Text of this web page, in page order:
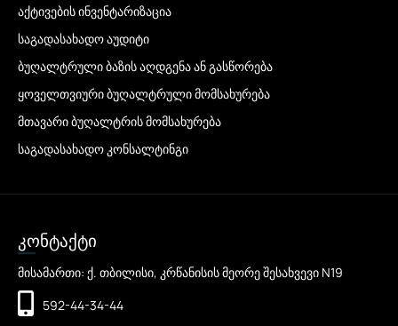
აქტივების ინვენტარიზაცია
საგადასახადო აუდიტი
ბუღალტრული ბაზის აღდგენა ან გასწორება
ყოველთვიური ბუღალტრული მომსახურება
მთავარი ბუღალტრის მომსახურება
საგადასახადო კონსალტინგი
კონტაქტი
მისამართი: ქ. თბილისი, კრწანისის მეორე შესახვევი N19
592-44-34-44